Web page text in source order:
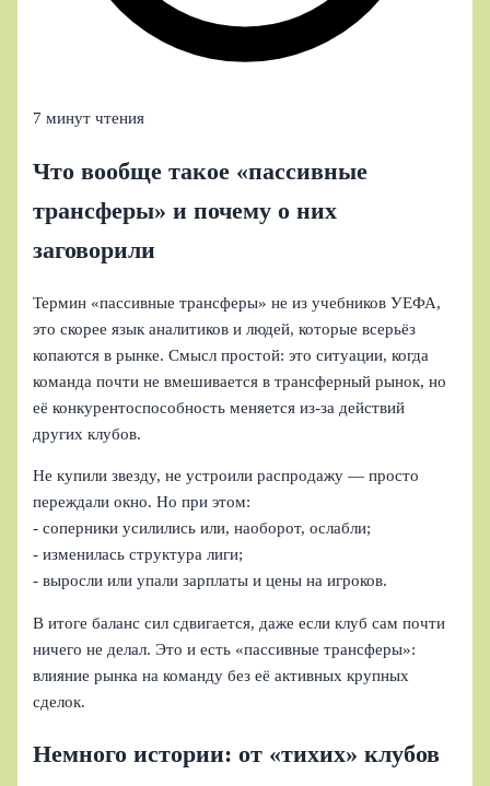
7 минут чтения
Что вообще такое «пассивные
трансферы» и почему о них
заговорили
Термин «пассивные трансферы» не из учебников УЕФА,
это скорее язык аналитиков и людей, которые всерьёз
копаются в рынке. Смысл простой: это ситуации, когда
команда почти не вмешивается в трансферный рынок, но
её конкурентоспособность меняется из‑за действий
других клубов.
Не купили звезду, не устроили распродажу — просто
переждали окно. Но при этом:
- соперники усилились или, наоборот, ослабли;
- изменилась структура лиги;
- выросли или упали зарплаты и цены на игроков.
В итоге баланс сил сдвигается, даже если клуб сам почти
ничего не делал. Это и есть «пассивные трансферы»:
влияние рынка на команду без её активных крупных
сделок.
Немного истории: от «тихих» клубов